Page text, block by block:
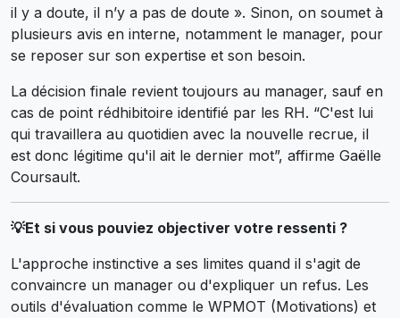
il y a doute, il n’y a pas de doute ». Sinon, on soumet à
plusieurs avis en interne, notamment le manager, pour
se reposer sur son expertise et son besoin.
La décision finale revient toujours au manager, sauf en
cas de point rédhibitoire identifié par les RH. “C'est lui
qui travaillera au quotidien avec la nouvelle recrue, il
est donc légitime qu'il ait le dernier mot”, affirme Gaëlle
Coursault.
💡Et si vous pouviez objectiver votre ressenti ?
L'approche instinctive a ses limites quand il s'agit de
convaincre un manager ou d'expliquer un refus. Les
outils d'évaluation comme le WPMOT (Motivations) et